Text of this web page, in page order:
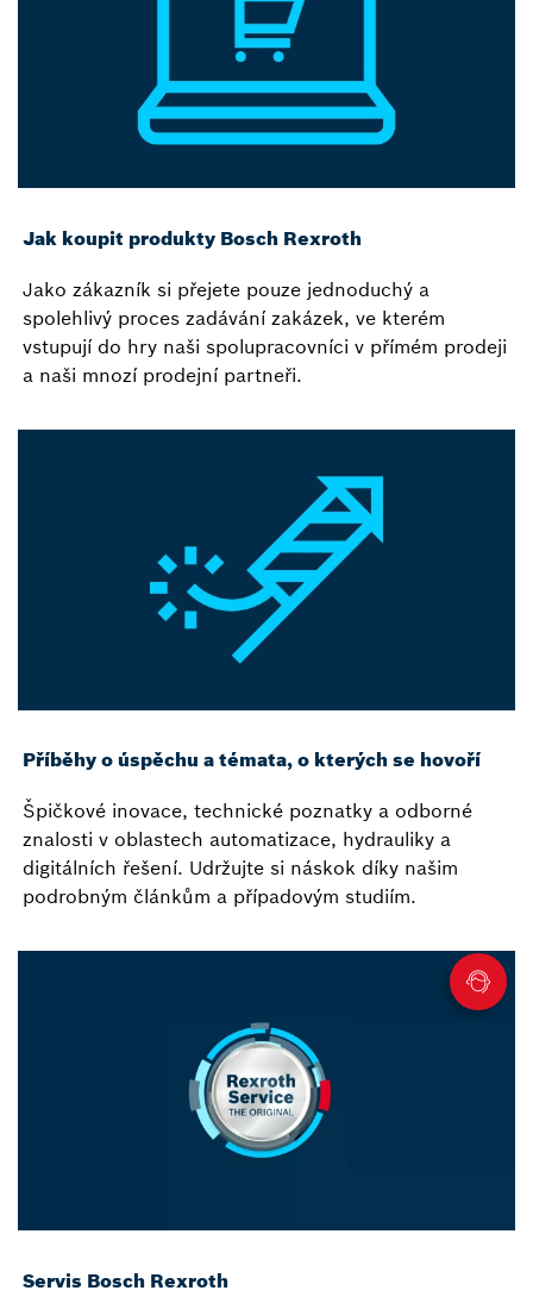
Jak koupit produkty Bosch Rexroth
Jako zákazník si přejete pouze jednoduchý a
spolehlivý proces zadávání zakázek, ve kterém
vstupují do hry naši spolupracovníci v přímém prodeji
a naši mnozí prodejní partneři.
Příběhy o úspěchu a témata, o kterých se hovoří
Špičkové inovace, technické poznatky a odborné
znalosti v oblastech automatizace, hydrauliky a
digitálních řešení. Udržujte si náskok díky našim
podrobným článkům a případovým studiím.
Servis Bosch Rexroth